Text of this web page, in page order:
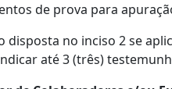
de prova para
disposta no inciso 2 se
até 3 (três)